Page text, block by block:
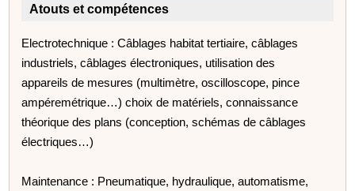
Atouts et compétences
Electrotechnique : Câblages habitat tertiaire, câblages
industriels, câblages électroniques, utilisation des
appareils de mesures (multimètre, oscilloscope, pince
ampéremétrique…) choix de matériels, connaissance
théorique des plans (conception, schémas de câblages
électriques…)
Maintenance : Pneumatique, hydraulique, automatisme,